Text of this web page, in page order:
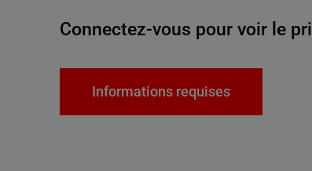
Connectez-vous pour voir le
Informations requises